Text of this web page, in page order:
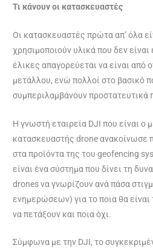
Τι κάνουν οι κατασκευαστές
Οι κατασκευαστές πρώτα απ’ όλα
χρησιμοποιούν υλικά που δεν είναι
έλικες απαγορεύεται να είναι από
μετάλλου, ενώ πολλοί στο βασικό
συμπεριλαμβάνουν προστατευτικά
H γνωστή εταιρεία DJI που είναι ο
κατασκευαστής drone ανακοίνωσε
στα προϊόντα της του geofencing
είναι ένα σύστημα που δίνει τη
drones να γνωρίζουν ανά πάσα
ενημερώσεων) για το ποια θα
να πετάξουν και ποια όχι.
Σύμφωνα με την DJI, το